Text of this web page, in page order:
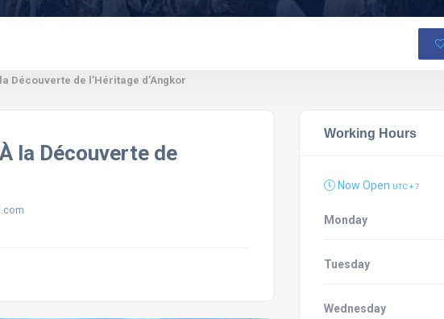
Découverte de l’Héritage d’Angkor
la Découverte de
Working Hours
Now Open UTC + 7
Monday
Tuesday
Wednesday